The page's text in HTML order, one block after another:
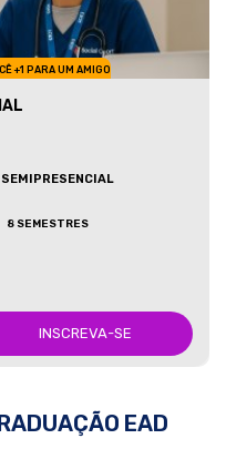
+1 PARA UM AMIGO
SEMIPRESENCIAL
8 SEMESTRES
INSCREVA-SE
EAD